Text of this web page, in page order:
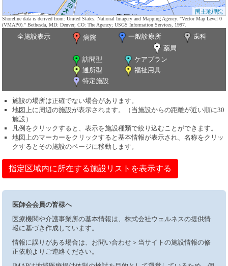
国土地理院
Shoreline data is derived from: United States. National Imagery and Mapping Agency. "Vector Map Level 0
(VMAP0)." Bethesda, MD: Denver, CO: The Agency; USGS Information Services, 1997.
全施設表示 病院 一般診療所
歯科
薬局
訪問型
ケアプラン
通所型
福祉用具
特定施設
施設の場所は正確でない場合があります。
地図上に周辺の施設が表示されます。（当施設からの距離が近い順に30
施設）
凡例をクリックすると、表示を施設種類で絞り込むことができます。
地図上のマーカーをクリックすると基本情報が表示され、名称をクリッ
クするとその施設のページに移動します。
指定区域内に所在する施設リストを表示する
医師会会員の皆様へ
医療機関や介護事業所の基本情報は、株式会社ウェルネスの提供情
報に基づき作成しています。
情報に誤りがある場合は、お問い合わせ＞当サイトの施設情報の修
正依頼よりご連絡ください。